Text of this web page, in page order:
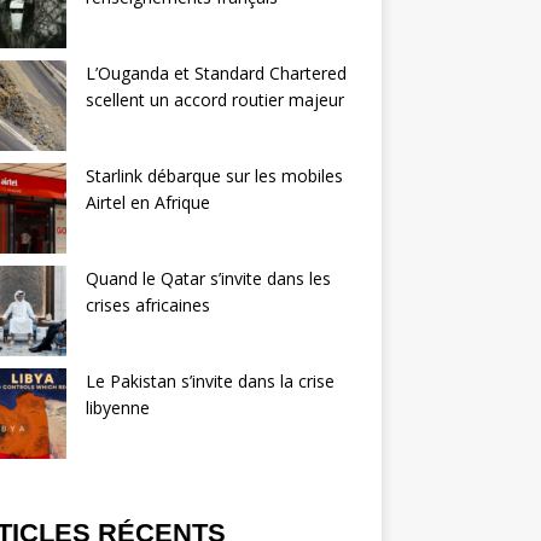
L’Ouganda et Standard Chartered
scellent un accord routier majeur
Starlink débarque sur les mobiles
Airtel en Afrique
Quand le Qatar s’invite dans les
crises africaines
Le Pakistan s’invite dans la crise
libyenne
RÉCENTS